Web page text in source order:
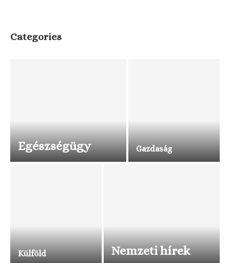
Categories
Egészségügy Gazdaság
Külföld Nemzeti hírek